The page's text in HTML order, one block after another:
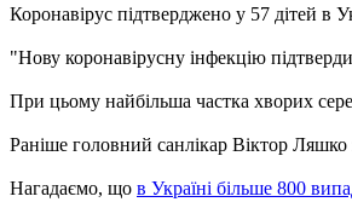
Коронавірус підтверджено у 57 дітей в
"Нову коронавірусну інфекцію
При цьому найбільша частка хворих
Раніше головний санлікар Віктор Ляшко
Нагадаємо, що в Україні більше 800